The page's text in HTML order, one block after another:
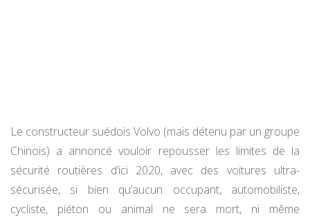
Le constructeur suédois Volvo (mais détenu par un groupe
Chinois) a annoncé vouloir repousser les limites de la
sécurité routières d’ici 2020, avec des voitures ultra-
sécurisée, si bien qu’aucun occupant, automobiliste,
cycliste, piéton ou animal ne sera mort, ni même